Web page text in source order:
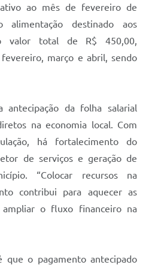
ao mês de fevereiro de
destinado aos
valor total de R$ 450,00,
março e abril, sendo
antecipação da folha salarial
na economia local. Com
há fortalecimento do
de serviços e geração de
“Colocar recursos na
contribui para aquecer as
ampliar o fluxo financeiro na
o pagamento antecipado